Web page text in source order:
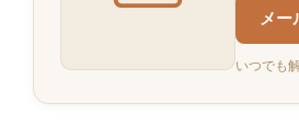
メー
いつでも